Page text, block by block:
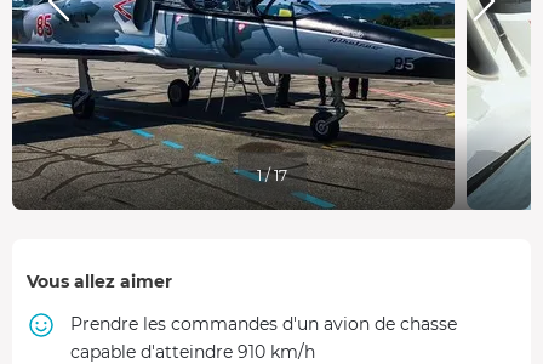
1 / 17
Vous allez aimer
Prendre les commandes d'un avion de chasse
capable d'atteindre 910 km/h